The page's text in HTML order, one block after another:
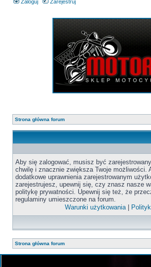
Zaloguj Zarejestruj
Strona główna forum
Aby się zalogować, musisz być
chwilę i znacznie zwiększa Twoje możliwości.
dodatkowe uprawnienia zarejestrowanym
zarejestrujesz, upewnij się, czy znasz nasze
politykę prywatności. Upewnij się też, że
regulaminy umieszczone na forum.
Warunki użytkowania|
Strona główna forum